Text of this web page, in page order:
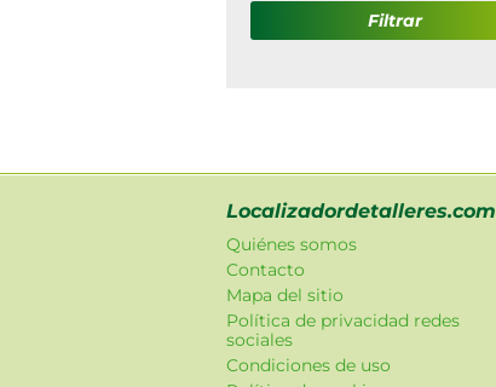
Filtrar
Localizadordetalleres.com
Quiénes somos
Contacto
Mapa del sitio
Política de privacidad redes
sociales
Condiciones de uso